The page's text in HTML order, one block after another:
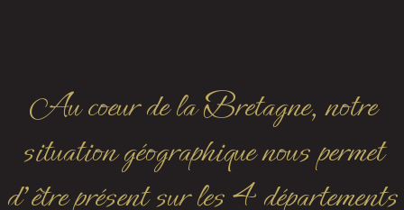
Au coeur de la Bretagne, notre
situation géographique nous permet
d'être présent sur les 4 départements